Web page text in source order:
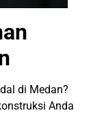
di Medan?
Anda